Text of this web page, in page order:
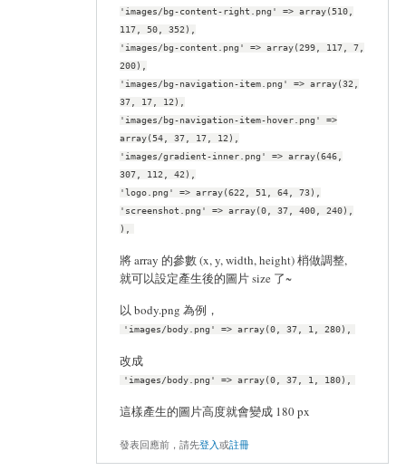
'images/bg-content-right.png' => array(510,
117, 50, 352),
'images/bg-content.png' => array(299, 117, 7,
200),
'images/bg-navigation-item.png' => array(32,
37, 17, 12),
'images/bg-navigation-item-hover.png' =>
array(54, 37, 17, 12),
'images/gradient-inner.png' => array(646,
307, 112, 42),
'logo.png' => array(622, 51, 64, 73),
'screenshot.png' => array(0, 37, 400, 240),
),
將 array 的參數 (x, y, width, height) 梢做調整,
就可以設定產生後的圖片 size 了~
以 body.png 為例，
'images/body.png' => array(0, 37, 1, 280),
改成
'images/body.png' => array(0, 37, 1, 180),
這樣產生的圖片高度就會變成 180 px
發表回應前，請先登入或註冊